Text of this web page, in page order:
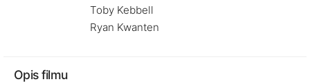
Toby Kebbell
Ryan Kwanten
Opis filmu